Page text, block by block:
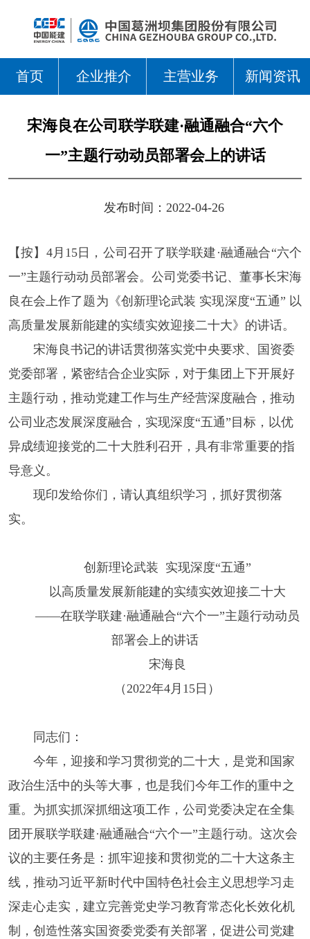
首页 企业推介 主营业务 新闻资讯
宋海良在公司联学联建·融通融合“六个
一”主题行动动员部署会上的讲话
发布时间：2022-04-26
【按】4月15日，公司召开了联学联建·融通融合“六个
一”主题行动动员部署会。公司党委书记、董事长宋海
良在会上作了题为《创新理论武装 实现深度“五通” 以
高质量发展新能建的实绩实效迎接二十大》的讲话。
宋海良书记的讲话贯彻落实党中央要求、国资委
党委部署，紧密结合企业实际，对于集团上下开展好
主题行动，推动党建工作与生产经营深度融合，推动
公司业态发展深度融合，实现深度“五通”目标，以优
异成绩迎接党的二十大胜利召开，具有非常重要的指
导意义。
现印发给你们，请认真组织学习，抓好贯彻落
实。
创新理论武装 实现深度“五通”
以高质量发展新能建的实绩实效迎接二十大
——在联学联建·融通融合“六个一”主题行动动员
部署会上的讲话
宋海良
（2022年4月15日）
同志们：
今年，迎接和学习贯彻党的二十大，是党和国家
政治生活中的头等大事，也是我们今年工作的重中之
重。为抓实抓深抓细这项工作，公司党委决定在全集
团开展联学联建·融通融合“六个一”主题行动。这次会
议的主要任务是：抓牢迎接和贯彻党的二十大这条主
线，推动习近平新时代中国特色社会主义思想学习走
深走心走实，建立完善党史学习教育常态化长效化机
制，创造性落实国资委党委有关部署，促进公司党建